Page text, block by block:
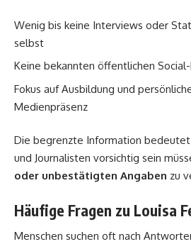
Wenig bis keine Interviews oder
selbst
Keine bekannten öffentlichen
Fokus auf Ausbildung und
Medienpräsenz
Die begrenzte Information bedeutet
und Journalisten vorsichtig sein
oder unbestätigten Angaben zu
Häufige Fragen zu Louisa
Menschen suchen oft nach